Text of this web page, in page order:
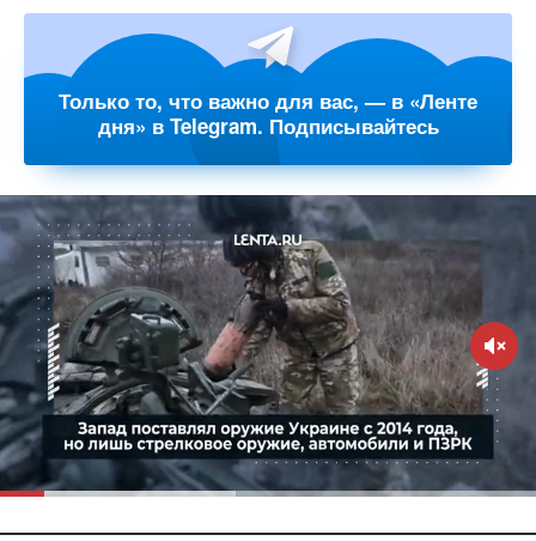
Только то, что важно для вас, — в «Ленте
дня» в Telegram. Подписывайтесь